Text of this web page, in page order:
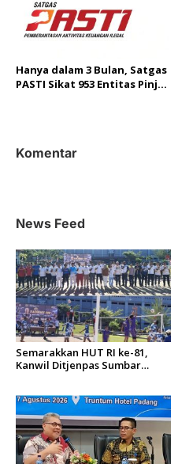
Hanya dalam 3 Bulan, Satgas
PASTI Sikat 953 Entitas Pinjol
Komentar
News Feed
Semarakkan HUT RI ke-81,
Kanwil Ditjenpas Sumbar